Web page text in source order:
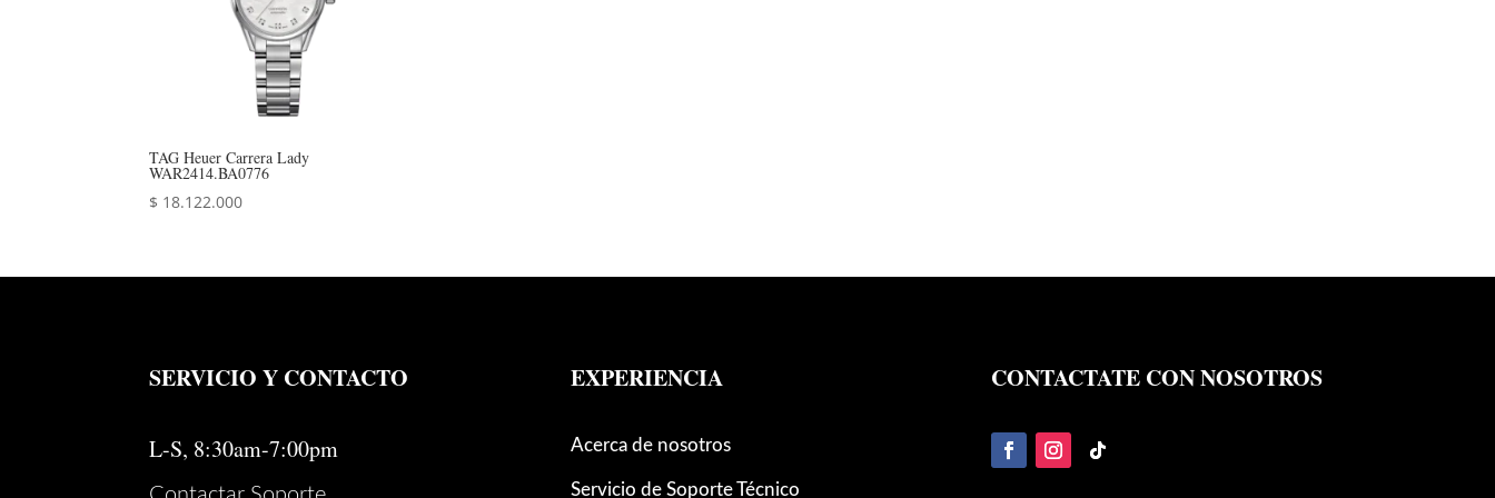
TAG Heuer Carrera Lady
WAR2414.BA0776
$ 18.122.000
SERVICIO Y CONTACTO
L-S, 8:30am-7:00pm
EXPERIENCIA
Acerca de nosotros
Servicio de Soporte Técnico
CONTACTATE CON NOSOTROS